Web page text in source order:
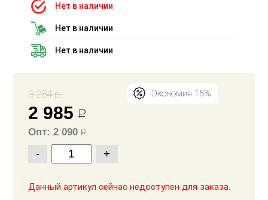
Нет в наличии
Нет в наличии
Нет в наличии
3 284 р. Экономия 15%
2 985Р
Опт: 2 090Р
- +
Данный артикул сейчас недоступен для заказа.